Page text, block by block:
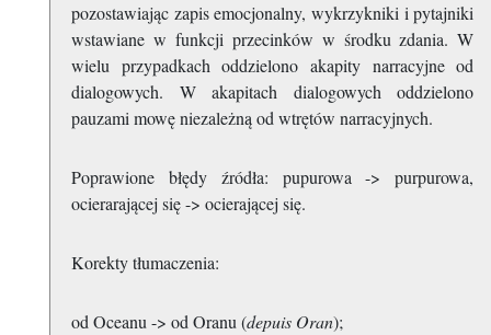
pozostawiając zapis emocjonalny, wykrzykniki i pytajniki
wstawiane w funkcji przecinków w środku zdania. W
wielu przypadkach oddzielono akapity narracyjne od
dialogowych. W akapitach dialogowych oddzielono
pauzami mowę niezależną od wtrętów narracyjnych.
Poprawione błędy źródła: pupurowa -> purpurowa,
ocierarającej się -> ocierającej się.
Korekty tłumaczenia:
od Oceanu -> od Oranu (depuis Oran);